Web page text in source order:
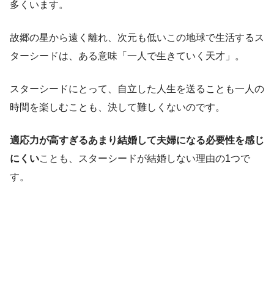
多くいます。
故郷の星から遠く離れ、次元も低いこの地球で生活するス
ターシードは、ある意味「一人で生きていく天才」。
スターシードにとって、自立した人生を送ることも一人の
時間を楽しむことも、決して難しくないのです。
適応力が高すぎるあまり結婚して夫婦になる必要性を感じ
にくいことも、スターシードが結婚しない理由の1つで
す。